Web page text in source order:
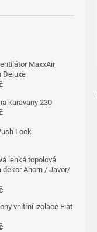
MaxxAir
Deluxe
karavany 230
Lock
lehká topolová
dekor Ahorn / Javor/
vnitřní izolace Fiat